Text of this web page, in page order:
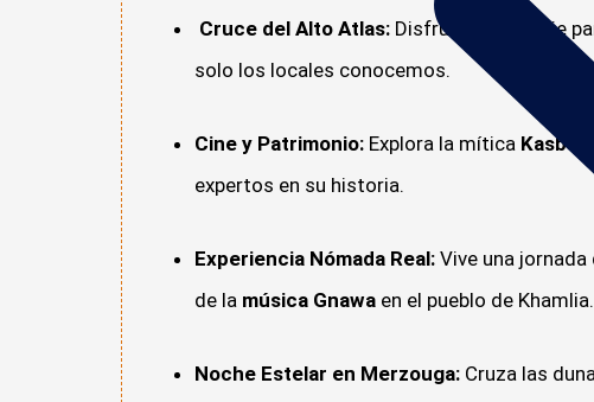
Cruce del Alto Atlas: Disfruta de un viaje
solo los locales conocemos.
Cine y Patrimonio: Explora la mítica
expertos en su historia.
Experiencia Nómada Real: Vive una
de la música Gnawa en el pueblo de Khamlia.
Noche Estelar en Merzouga: Cruza las